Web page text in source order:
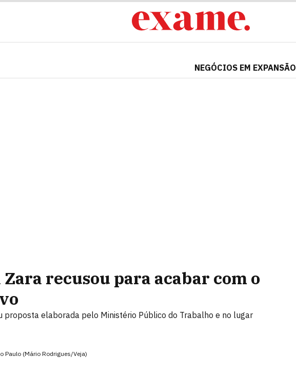
NEGÓCIOS EM EXPANSÃO
Zara recusou para acabar com o
proposta elaborada pelo Ministério Público do Trabalho e no lugar
Paulo (Mário Rodrigues/Veja)